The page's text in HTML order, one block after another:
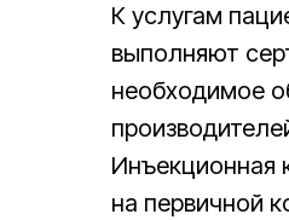
К услугам
выполняют
необходимое
Инъекционная
на первичной